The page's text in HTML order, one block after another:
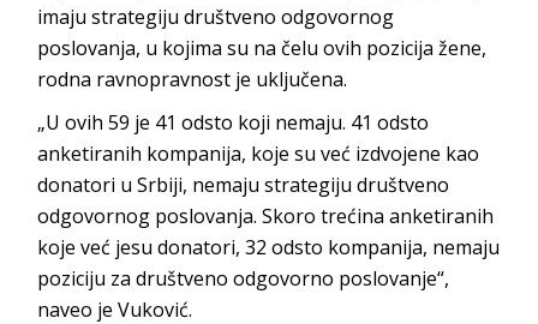
imaju strategiju društveno odgovornog
poslovanja, u kojima su na čelu ovih pozicija žene,
rodna ravnopravnost je uključena.
„U ovih 59 je 41 odsto koji nemaju. 41 odsto
anketiranih kompanija, koje su već izdvojene kao
donatori u Srbiji, nemaju strategiju društveno
odgovornog poslovanja. Skoro trećina anketiranih
koje već jesu donatori, 32 odsto kompanija, nemaju
poziciju za društveno odgovorno poslovanje“,
naveo je Vuković.